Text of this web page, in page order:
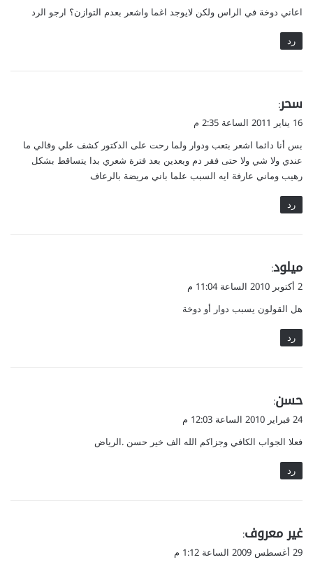
ل
اعاني دوخة في الراس ولكن لايوجد اغما واشعر بعدم التوازن؟ ارجو الرد
رد
ي
ق
ل
سحر:
16 يناير 2011 الساعة 2:35 م
بس أنا دائما اشعر بتعب ودوار ولما رحت على الدكتور كشف علي وقالي ما
عندي ولا شي ولا حتى فقر دم وبعدين بعد فترة شعري بدا يتساقط بشكل
رهيب وماني عارفة ايه السبب علما باني مريضة بالرعاف
رد
ي
ق
ل
ميلود:
2 أكتوبر 2010 الساعة 11:04 م
هل القولون يسبب دوار أو دوخة
رد
ي
ق
ل
حسن:
24 فبراير 2010 الساعة 12:03 م
فعلا الجواب الكافي وجزاكم الله الف خير حسن .الرياض
رد
ي
ق
غير معروف:
29 أغسطس 2009 الساعة 1:12 م